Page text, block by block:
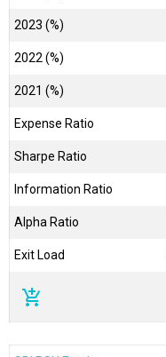
2023 (%)
2022 (%)
2021 (%)
Expense Ratio
Sharpe Ratio
Information Ratio
Alpha Ratio
Exit Load
add_shopping_cart